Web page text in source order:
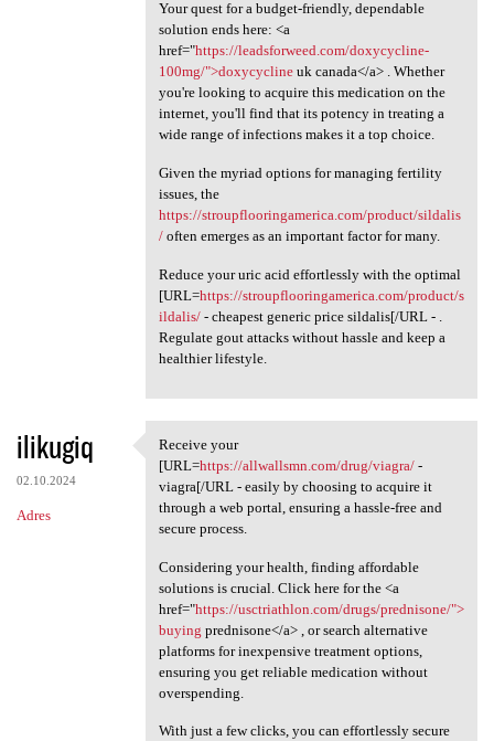
Your quest for a budget-friendly, dependable
solution ends here: <a
href="https://leadsforweed.com/doxycycline-
100mg/">doxycyclineuk canada</a> . Whether
you're looking to acquire this medication on the
internet, you'll find that its potency in treating a
wide range of infections makes it a top choice.
Given the myriad options for managing fertility
issues, the
https://stroupflooringamerica.com/product/sildalis
/often emerges as an important factor for many.
Reduce your uric acid effortlessly with the optimal
[URL=https://stroupflooringamerica.com/product/s
ildalis/- cheapest generic price sildalis[/URL - .
Regulate gout attacks without hassle and keep a
healthier lifestyle.
ilikugiq
02.10.2024
Adres
Receive your [URL=https:/
Receive your
[URL=https://allwallsmn.com/drug/viagra/-
viagra[/URL - easily by choosing to acquire it
through a web portal, ensuring a hassle-free and
secure process.
Considering your health, finding affordable
solutions is crucial. Click here for the <a
href="https://usctriathlon.com/drugs/prednisone/">
buying prednisone</a> , or search alternative
platforms for inexpensive treatment options,
ensuring you get reliable medication without
overspending.
With just a few clicks, you can effortlessly secure